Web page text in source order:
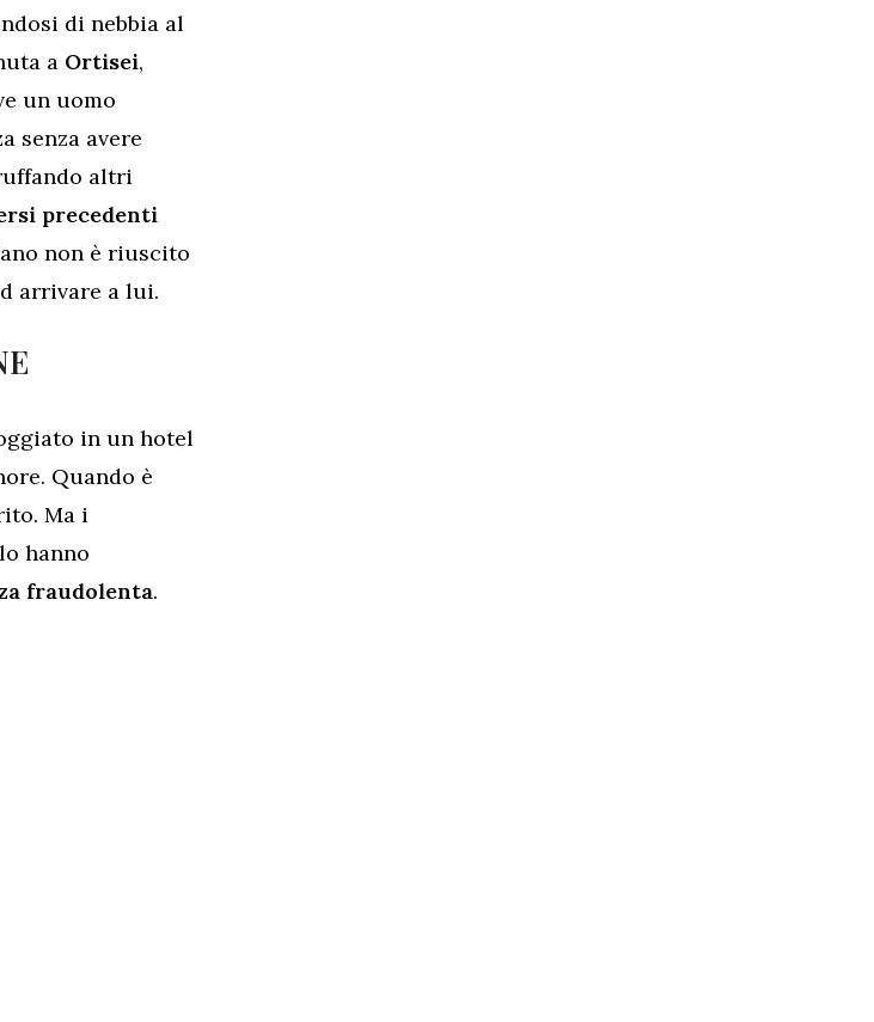
di nebbia al
a Ortisei,
un uomo
senza avere
altri
precedenti
non è riuscito
arrivare a lui.
in un hotel
Quando è
Ma i
hanno
fraudolenta.